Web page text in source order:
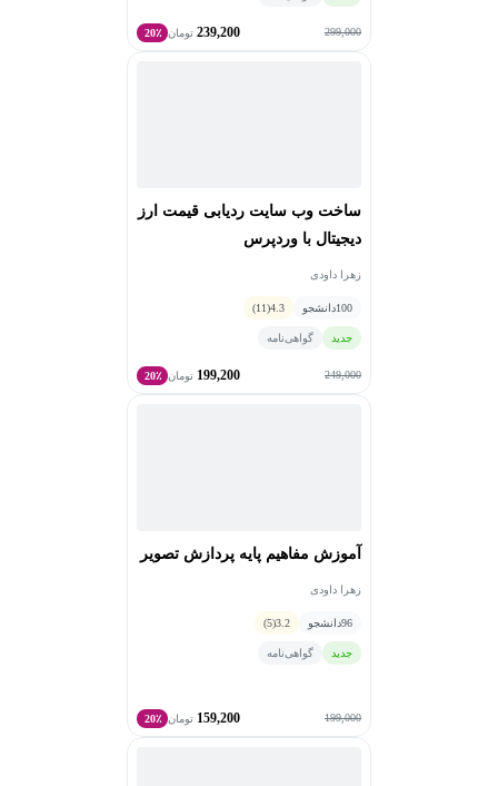
299,000
239,200 تومان 20٪
ساخت وب سایت ردیابی قیمت ارز
دیجیتال با وردپرس
زهرا داودی
100دانشجو 4.3
(11)
جدید گواهی‌نامه
249,000
199,200 تومان 20٪
آموزش مفاهیم پایه پردازش تصویر
زهرا داودی
96دانشجو 3.2
(5)
جدید گواهی‌نامه
199,000
159,200 تومان 20٪